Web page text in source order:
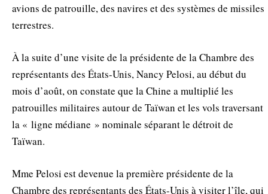
avions de patrouille, des navires et des systèmes de missiles
terrestres.
À la suite d’une visite de la présidente de la Chambre des
représentants des États-Unis, Nancy Pelosi, au début du
mois d’août, on constate que la Chine a multiplié les
patrouilles militaires autour de Taïwan et les vols traversant
la « ligne médiane » nominale séparant le détroit de
Taïwan.
Mme Pelosi est devenue la première présidente de la
Chambre des représentants des États-Unis à visiter l’île, qui